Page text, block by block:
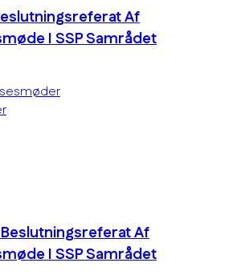
Af
I SSP Samrådet
Af
I SSP Samrådet